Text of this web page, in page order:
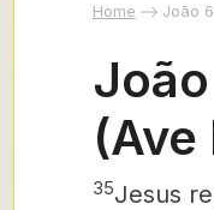
Home João
(Ave
35Jesus